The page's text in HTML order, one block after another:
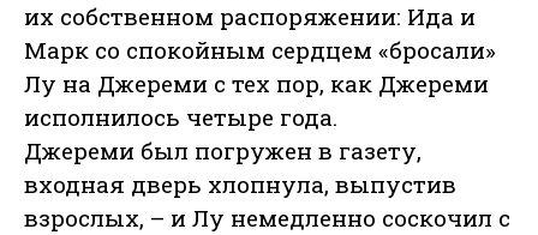
их собственном распоряжении: Ида и
Марк со спокойным сердцем «бросали»
Лу на Джереми с тех пор, как Джереми
исполнилось четыре года.
Джереми был погружен в газету,
входная дверь хлопнула, выпустив
взрослых, – и Лу немедленно соскочил с